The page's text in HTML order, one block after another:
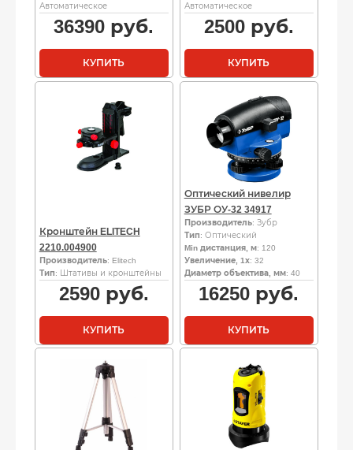
Автоматическое
36390 руб.
КУПИТЬ
Автоматическое
2500руб.
КУПИТЬ
Кронштейн ELITECH
2210.004900
Производитель: Elitech
Тип: Штативы и кронштейны
2590руб.
КУПИТЬ
Оптический нивелир
ЗУБР ОУ-32 34917
Производитель: Зубр
Тип: Оптический
Min дистанция, м: 120
Увеличение, 1х: 32
Диаметр объектива, мм: 40
16250 руб.
КУПИТЬ